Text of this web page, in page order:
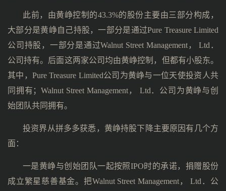
此前，由黄峥控制的43.3%的股份主要由三部分构成，
大部分是黄峥自己持股，一部分是通过Pure Treasure Limited
公司持股，一部分是通过Walnut Street Management， Ltd．
公司持有。后面这两家公司均由黄峥控制，但都有小股东。
其中，Pure Treasure Limited公司为黄峥与一位天使投资人共
同拥有；Walnut Street Management， Ltd．公司为黄峥与创
始团队共同拥有。
投资界从拼多多获悉，黄峥持股下降主要原因有几个方
面：
一是黄峥与创始团队一起按照IPO时的承诺，捐赠股份
成立繁星慈善基金。把Walnut Street Management， Ltd．公